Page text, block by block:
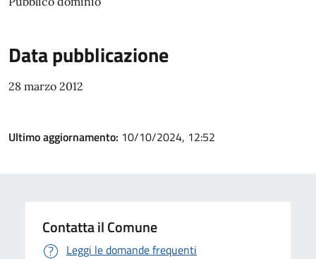
Data pubblicazione
28 marzo 2012
Ultimo aggiornamento: 10/10/2024, 12:52
Contatta il Comune
Leggi le domande frequenti